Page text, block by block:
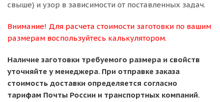
свыше) и узор в зависимости от поставленных задач.
Внимание! Для расчета стоимости заготовки по вашим
размерам воспользуйтесь калькулятором.
Наличие заготовки требуемого размера и свойств
уточняйте у менеджера. При отправке заказа
стоимость доставки определяется согласно
тарифам Почты России и транспортных компаний.